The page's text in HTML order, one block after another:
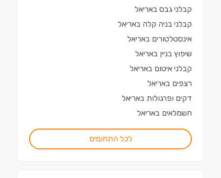
קבלני גבס באריאל
קבלני בניה קלה באריאל
אינסטלטורים באריאל
שיפוץ בניין באריאל
קבלני איטום באריאל
רצפים באריאל
דקים ופרגולות באריאל
חשמלאים באריאל
לכל התחומים